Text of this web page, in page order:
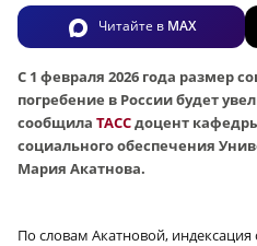
Читайте в MAX
С 1 февраля 2026 года размер
погребение в России будет
сообщила ТАССдоцент
социального обеспечения
Мария Акатнова.
По словам Акатновой,